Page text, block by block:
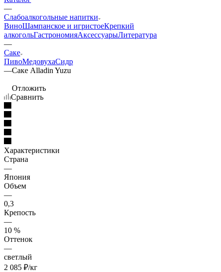
—
Слабоалкогольные напитки
ВиноШампанское и игристоеКрепкий
алкогольГастрономияАксессуарыЛитература
—
Саке
ПивоМедовухаСидр
—Саке Alladin Yuzu
Отложить
Сравнить
Характеристики
Страна
—
Япония
Объем
—
0,3
Крепость
—
10 %
Оттенок
—
светлый
2 085 ₽/кг